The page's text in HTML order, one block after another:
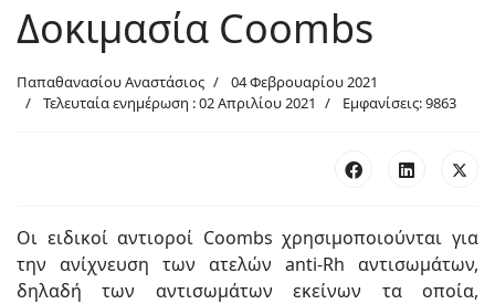
Δοκιμασία Coombs
Παπαθανασίου Αναστάσιος
04 Φεβρουαρίου 2021
Τελευταία ενημέρωση : 02 Απριλίου 2021
Εμφανίσεις: 9863
Οι ειδικοί αντιοροί Coombs χρησιμοποιούνται για
την ανίχνευση των ατελών anti-Rh αντισωμάτων,
δηλαδή των αντισωμάτων εκείνων τα οποία,